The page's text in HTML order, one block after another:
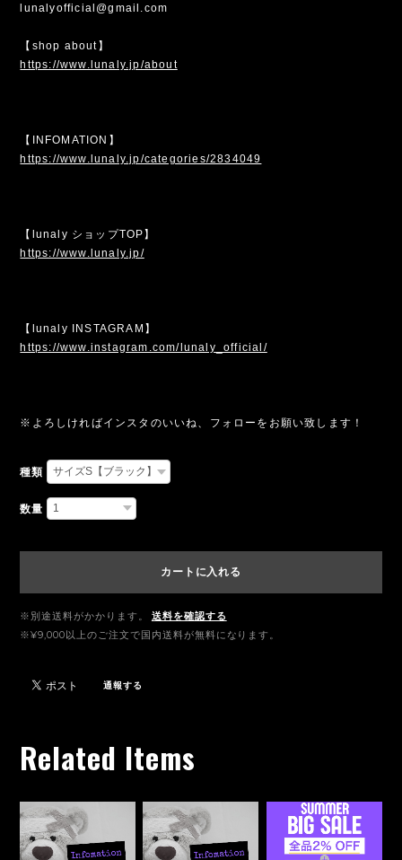
lunalyofficial@gmail.com
【shop about】
https://www.lunaly.jp/about
【INFOMATION】
https://www.lunaly.jp/categories/2834049
【lunaly ショップTOP】
https://www.lunaly.jp/
【lunaly INSTAGRAM】
https://www.instagram.com/lunaly_official/
※よろしければインスタのいいね、フォローをお願い致します！
種類
数量
カートに入れる
※別途送料がかかります。
送料を確認する
※¥9,000以上のご注文で国内送料が無料になります。
通報する
Related Items